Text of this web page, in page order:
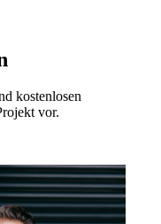
kostenlosen
vor.